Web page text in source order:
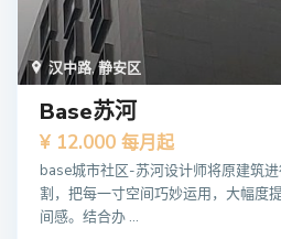
汉中路,静安区
Base苏河
¥ 12.000 每月起
base城市社区-苏河设计师将原建筑
割，把每一寸空间巧妙运用，大幅度
间感。结合办 ...